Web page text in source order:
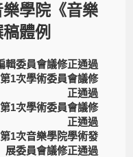
學院《音樂
體例
輯委員會議修正通過
1次學術委員會議修
正通過
1次學術委員會議修
正通過
1次音樂學院學術發
展委員會議修正通過